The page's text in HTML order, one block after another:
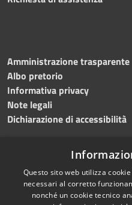
Amministrazione trasparente
Albo pretorio
Informativa privacy
Note legali
Dichiarazione di accessibilità
Questo sito web utilizza
necessari al corretto
nonché un cookie tecnico